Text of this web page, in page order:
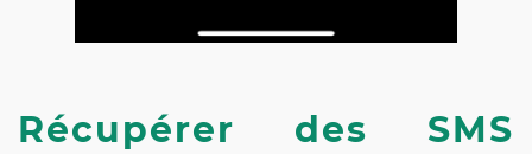
Récupérer des SMS